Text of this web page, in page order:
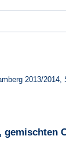
2013/2014,
gemischten